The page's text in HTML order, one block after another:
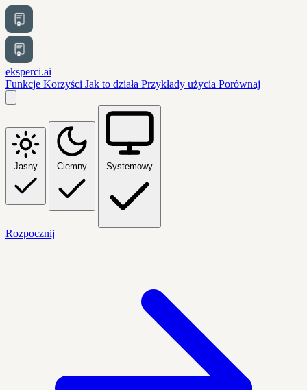
eksperci.ai
Funkcje Korzyści Jak to działa Przykłady użycia Porównaj
Jasny Ciemny Systemowy
Rozpocznij